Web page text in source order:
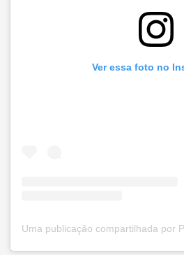
Ver essa foto no
#notíciassbu